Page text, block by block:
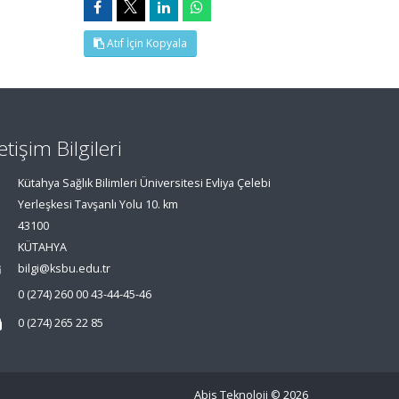
Atıf İçin Kopyala
Bilgileri
Kütahya Sağlık Bilimleri Üniversitesi Evliya Çelebi
Yerleşkesi Tavşanlı Yolu 10. km
43100
KÜTAHYA
bilgi@ksbu.edu.tr
0 (274) 260 00 43-44-45-46
0 (274) 265 22 85
Abis Teknoloji © 2026